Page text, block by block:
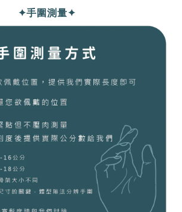
✦手圍測量✦